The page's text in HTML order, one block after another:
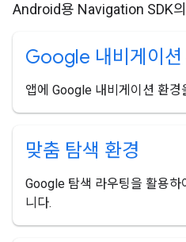
Android용 Navigation SDK
Google 내비게이션
앱에 Google 내비게이션 환경
맞춤 탐색 환경
Google 탐색 라우팅을 활용
니다.